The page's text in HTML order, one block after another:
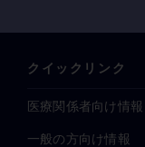
クイックリンク
医療関係者向け情報
一般の方向け情報